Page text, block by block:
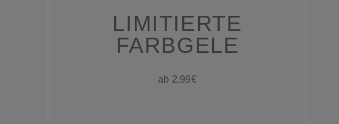
LIMITIERTE
FARBGELE
ab 2,99€